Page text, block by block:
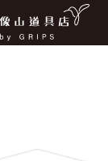
テントアクセサリー